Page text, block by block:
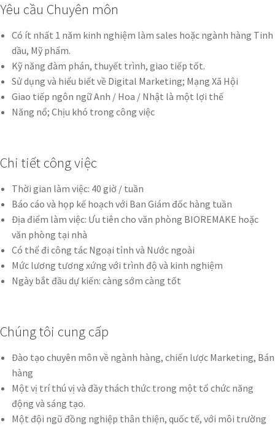
Yêu cầu Chuyên môn
Có ít nhất 1 năm kinh nghiệm làm sales hoặc ngành hàng Tinh
dầu, Mỹ phẩm.
Kỹ năng đàm phán, thuyết trình, giao tiếp tốt.
Sử dụng và hiểu biết về Digital Marketing; Mạng Xã Hội
Giao tiếp ngôn ngữ Anh / Hoa / Nhật là một lợi thế
Năng nổ; Chịu khó trong công việc
Chi tiết công việc
Thời gian làm việc: 40 giờ / tuần
Báo cáo và họp kế hoạch với Ban Giám đốc hàng tuần
Địa điểm làm việc: Ưu tiên cho văn phòng BIOREMAKE hoặc
văn phòng tại nhà
Có thể đi công tác Ngoại tỉnh và Nước ngoài
Mức lương tương xứng với trình độ và kinh nghiệm
Ngày bắt đầu dự kiến: càng sớm càng tốt
Chúng tôi cung cấp
Đào tạo chuyên môn về ngành hàng, chiến lược Marketing, Bán
hàng
Một vị trí thú vị và đầy thách thức trong một tổ chức năng
động và sáng tạo.
Một đội ngũ đồng nghiệp thân thiện, quốc tế, với môi trường